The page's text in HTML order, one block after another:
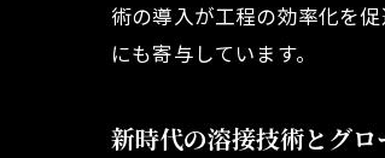
術の導入が工程の効率化を
にも寄与しています。
新時代の溶接技術とグロ